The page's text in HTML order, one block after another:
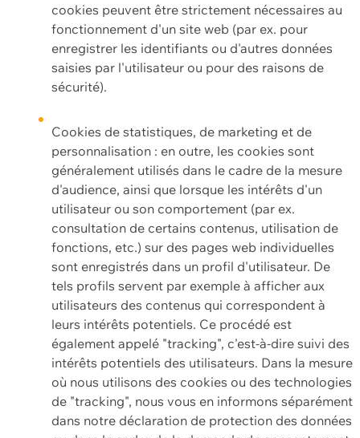
cookies peuvent être strictement nécessaires au
fonctionnement d'un site web (par ex. pour
enregistrer les identifiants ou d'autres données
saisies par l'utilisateur ou pour des raisons de
sécurité).
Cookies de statistiques, de marketing et de
personnalisation : en outre, les cookies sont
généralement utilisés dans le cadre de la mesure
d'audience, ainsi que lorsque les intérêts d'un
utilisateur ou son comportement (par ex.
consultation de certains contenus, utilisation de
fonctions, etc.) sur des pages web individuelles
sont enregistrés dans un profil d'utilisateur. De
tels profils servent par exemple à afficher aux
utilisateurs des contenus qui correspondent à
leurs intérêts potentiels. Ce procédé est
également appelé "tracking", c'est-à-dire suivi des
intérêts potentiels des utilisateurs. Dans la mesure
où nous utilisons des cookies ou des technologies
de "tracking", nous vous en informons séparément
dans notre déclaration de protection des données